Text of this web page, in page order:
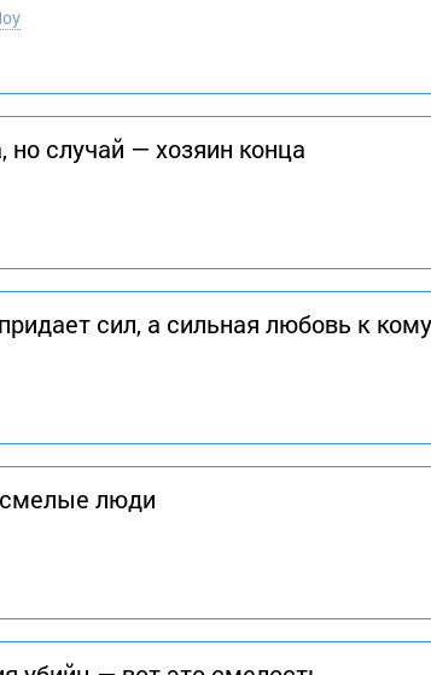
случай — хозяин конца
сил, а сильная любовь к
люди